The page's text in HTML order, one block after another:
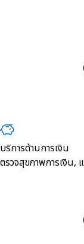
บริการด้านการเงิน
ตรวจสุขภาพการเงิ